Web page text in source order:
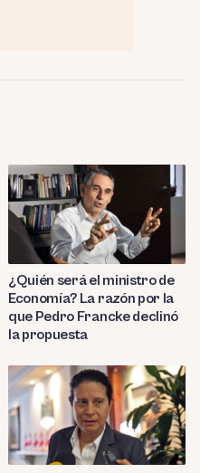
¿Quién será el ministro de
Economía? La razón por la
que Pedro Francke declinó
la propuesta